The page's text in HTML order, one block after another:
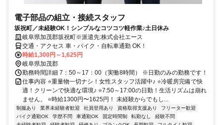
電子部品の組立・接続スタッフ
坂祝町／未経験OK！シンプルなコツコツ軽作業♪土日休み
岐阜県加茂郡坂祝町※派遣先:株式会社エース
交通・アクセス 車・バイク・自転車通勤 OK！
時給1,300円～1,625円
岐阜県加茂郡
勤務時間詳細 7：50～17：00（実働8時間） ※日勤のみの勤務です！
仕事内容 ⭐重量物一切ナシ！女性スタッフ活躍中♪ ⭐冷暖房完備で快
適！クリーンで快適な環境♪ ⭐7:50～17:00の日勤！生活リズムは崩れ
ません。 ⭐時給1300円〜1625円！ 未経験からでもし...
制服あり 業界未経験者歓迎 社員登用あり 資格取得支援あり
フリーター歓迎
バイク通勤OK
学歴不問 車通勤OK 固定時間制 転勤なし
経験不問